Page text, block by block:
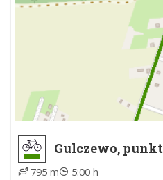
Gulczewo,
Gulczewo,
795 m 5:00 h